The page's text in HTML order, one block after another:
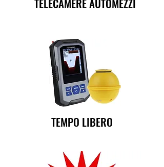
TELECAMERE AUTOMEZZI
TEMPO LIBERO